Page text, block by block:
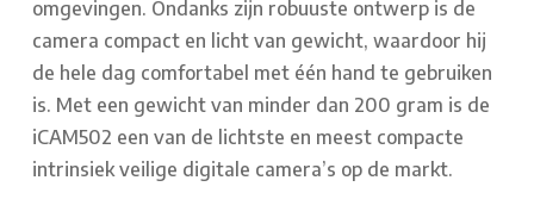
omgevingen. Ondanks zijn robuuste ontwerp is de
camera compact en licht van gewicht, waardoor hij
de hele dag comfortabel met één hand te gebruiken
is. Met een gewicht van minder dan 200 gram is de
iCAM502 een van de lichtste en meest compacte
intrinsiek veilige digitale camera’s op de markt.